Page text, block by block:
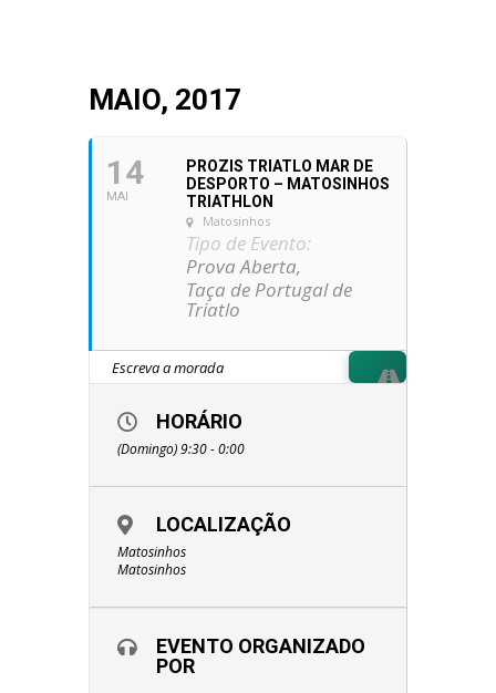
MAIO, 2017
14
MAI
PROZIS TRIATLO MAR DE
DESPORTO – MATOSINHOS
TRIATHLON
Matosinhos
Tipo de Evento:
Prova Aberta,
Taça de Portugal de
Triatlo
HORÁRIO
(Domingo) 9:30 - 0:00
LOCALIZAÇÃO
Matosinhos
Matosinhos
EVENTO ORGANIZADO
POR